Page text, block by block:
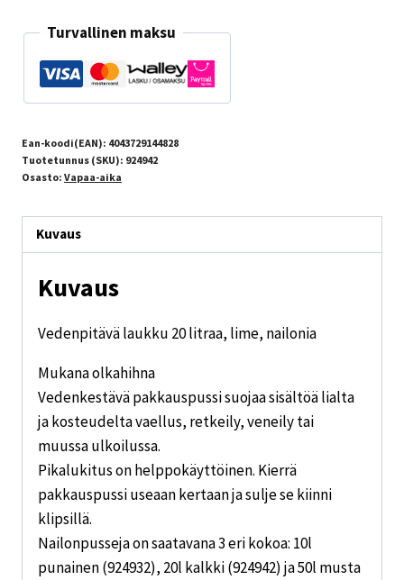
Turvallinen maksu
Ean-koodi(EAN): 4043729144828
Tuotetunnus (SKU): 924942
Osasto: Vapaa-aika
Kuvaus
Kuvaus
Vedenpitävä laukku 20 litraa, lime, nailonia
Mukana olkahihna
Vedenkestävä pakkauspussi suojaa sisältöä lialta
ja kosteudelta vaellus, retkeily, veneily tai
muussa ulkoilussa.
Pikalukitus on helppokäyttöinen. Kierrä
pakkauspussi useaan kertaan ja sulje se kiinni
klipsillä.
Nailonpusseja on saatavana 3 eri kokoa: 10l
punainen (924932), 20l kalkki (924942) ja 50l musta